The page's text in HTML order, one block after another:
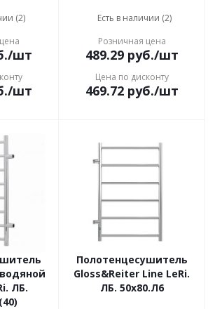
(2)
/шт
/шт
Есть в наличии (2)
Розничная цена
489.29руб./шт
Цена по дисконту
469.72руб./шт
ЛБ.
Полотенцесушитель
Gloss&Reiter Line LeRi.
ЛБ. 50х80.Л6